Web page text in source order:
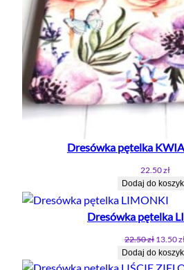
Dresówka pętelka
22.50zł
Dodaj do
Dresówka pętelka
22.50zł
cena
13.50
Dodaj do